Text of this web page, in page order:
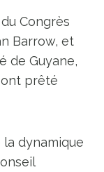
Congrès
Barrow, et
de Guyane,
prêté
la dynamique